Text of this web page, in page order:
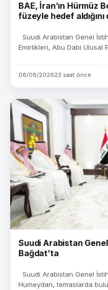
BAE, İran’ın Hürmüz
füzeyle hedef
Suudi Arabistan Genel
Emirlikleri, Abu Dabi Ulusal
08/08/202623 saat önce
Suudi Arabistan
Bağdat’ta
Suudi Arabistan Genel
Humeydan, temaslarda